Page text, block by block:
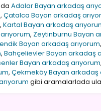
Adalar Bayan arkadaş
, Çatalca Bayan arkadaş
, Kartal Bayan arkadaş
, Zeytinburnu Bayan
Bayan arkadaş arıyorum,
, Bahçelievler Bayan arkadaş
Bayan arkadaş arıyorum,
, Çekmeköy Bayan arkadaş
gibi aramalarlada